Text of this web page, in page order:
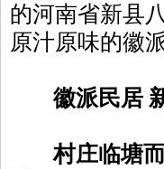
的河南省新县
原汁原味的徽
徽派民居
村庄临塘而